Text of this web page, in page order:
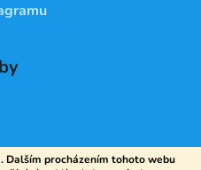
Dalším procházením tohoto webu